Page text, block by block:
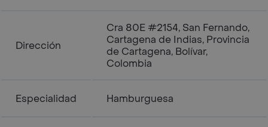
Dirección
Cra 80E #2154, San Fernando,
Cartagena de Indias, Provincia
de Cartagena, Bolívar,
Colombia
Especialidad Hamburguesa